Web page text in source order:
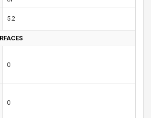
5.2
0
0